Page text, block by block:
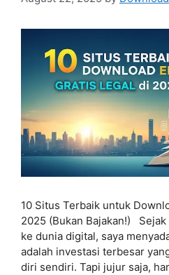
10 Situs Terbaik untuk
2025 (Bukan Bajakan!)
ke dunia digital, saya
adalah investasi terbesar
diri sendiri. Tapi jujur saja,